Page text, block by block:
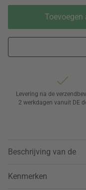
Levering na de
2 werkdagen vanuit DE
Beschrijving van de
Kenmerken